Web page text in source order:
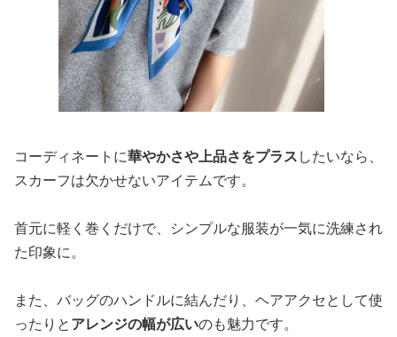
コーディネートに華やかさや上品さをプラスしたいなら、
スカーフは欠かせないアイテムです。
首元に軽く巻くだけで、シンプルな服装が一気に洗練され
た印象に。
また、バッグのハンドルに結んだり、ヘアアクセとして使
ったりとアレンジの幅が広いのも魅力です。